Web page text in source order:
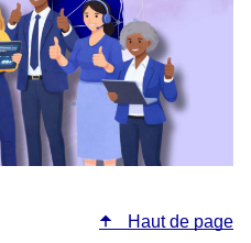
Haut de page